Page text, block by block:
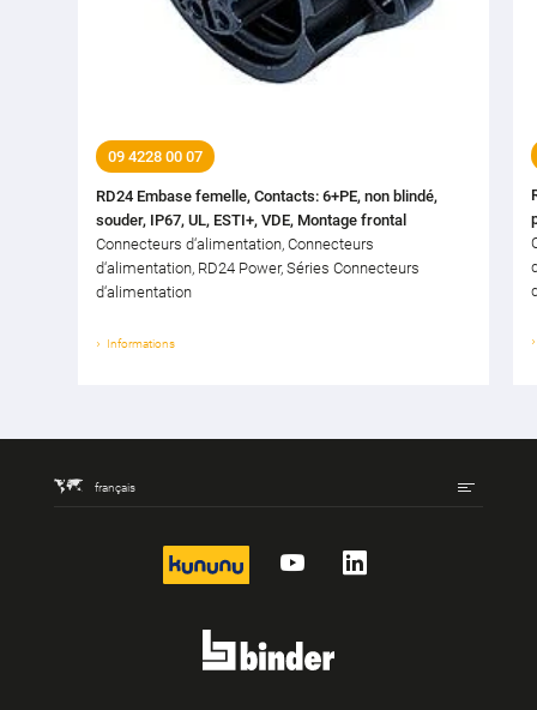
09 4228 00 07
RD24 Embase femelle, Contacts: 6+PE, non blindé,
souder, IP67, UL, ESTI+, VDE, Montage frontal
Connecteurs d‘alimentation, Connecteurs
d‘alimentation, RD24 Power, Séries Connecteurs
d‘alimentation
Informations
français
kununu YouTubeLinkedIn